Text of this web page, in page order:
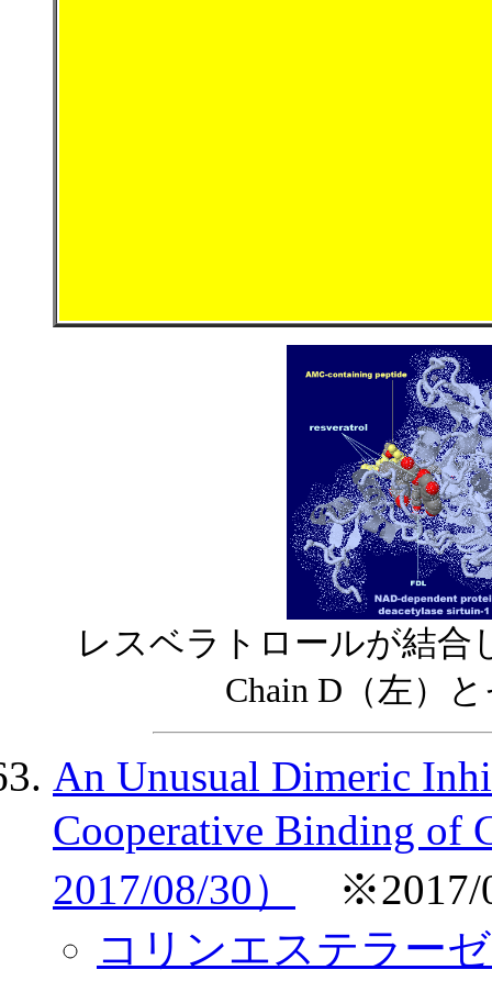
レスベラトロールが結合
Chain D（左）
An Unusual Dimeric
Cooperative Binding of
2017/08/30）
※2017/
コリンエステラー